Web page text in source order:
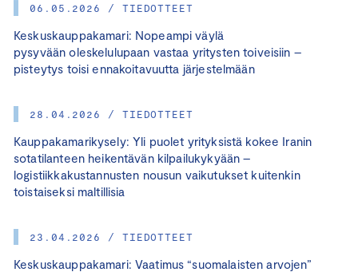
06.05.2026 / TIEDOTTEET
Keskuskauppakamari: Nopeampi väylä
pysyvään oleskelulupaan vastaa yritysten toiveisiin –
pisteytys toisi ennakoitavuutta järjestelmään
28.04.2026 / TIEDOTTEET
Kauppakamarikysely: Yli puolet yrityksistä kokee Iranin
sotatilanteen heikentävän kilpailukykyään –
logistiikkakustannusten nousun vaikutukset kuitenkin
toistaiseksi maltillisia
23.04.2026 / TIEDOTTEET
Keskuskauppakamari: Vaatimus “suomalaisten arvojen”